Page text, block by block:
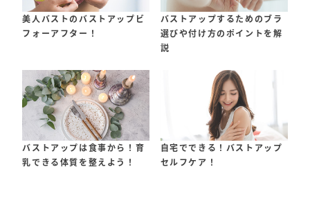
美人バストのバストアップビ
フォーアフター！
バストアップするためのブラ
選びや付け方のポイントを解
説
バストアップは食事から！育
乳できる体質を整えよう！
自宅でできる！バストアップ
セルフケア！